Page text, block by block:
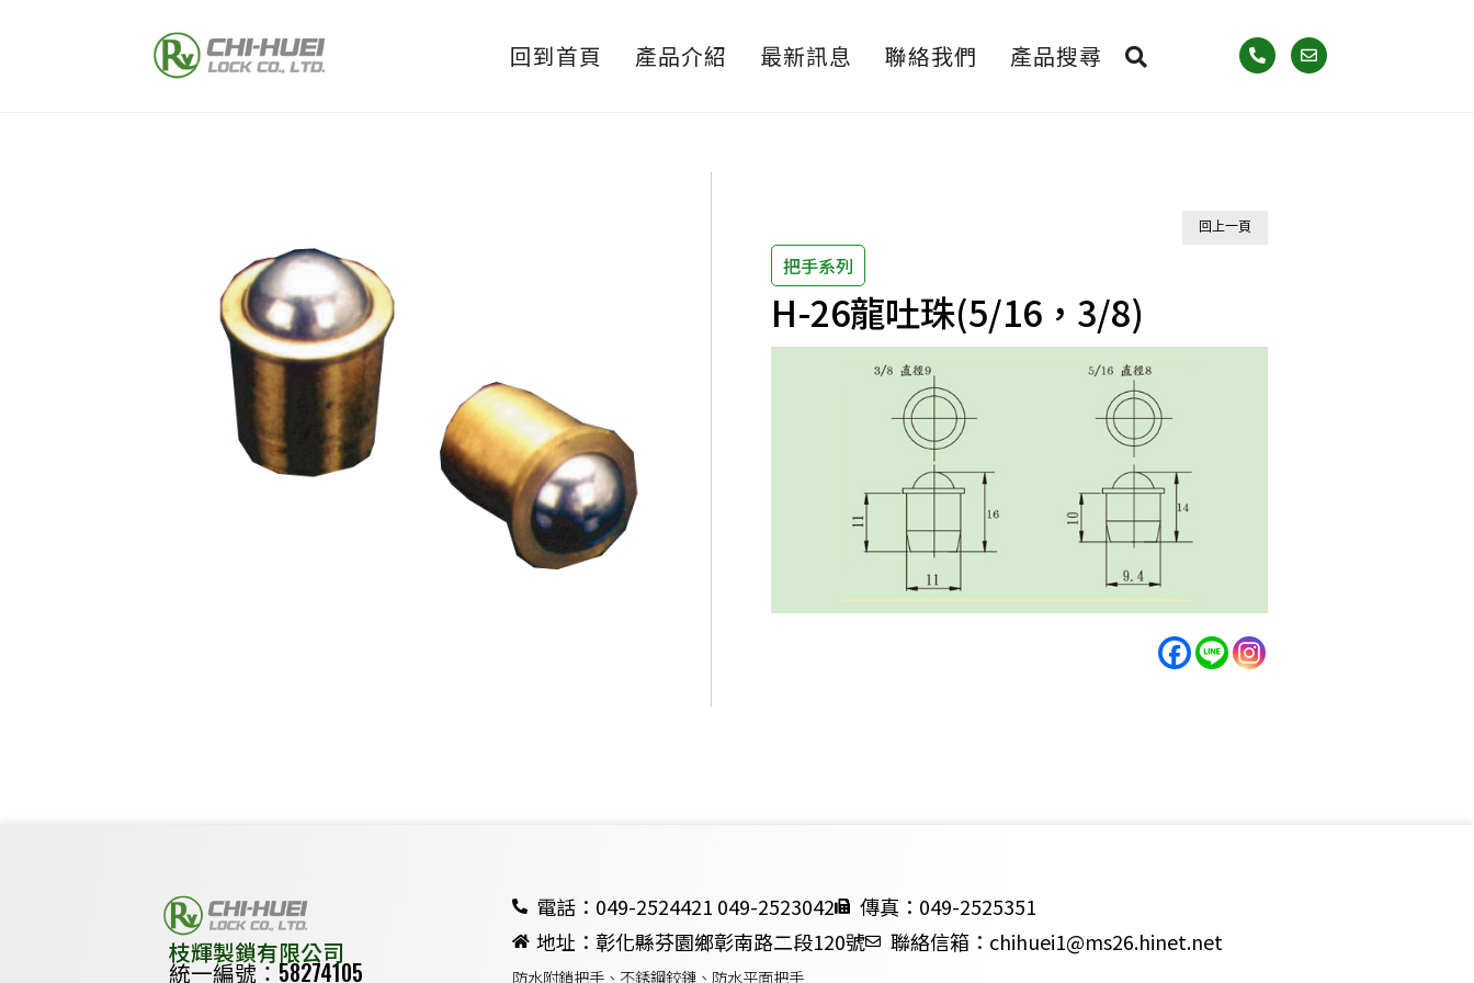
回到首頁 產品介紹 最新訊息 聯絡我們 產品搜尋
回上一頁
把手系列
H-26龍吐珠(5/16，3/8)
枝輝製鎖有限公司
統一編號：58274105
電話：049-2524421 049-2523042
傳真：049-2525351
地址：彰化縣芬園鄉彰南路二段120號
聯絡信箱：chihuei1@ms26.hinet.net
防水附鎖把手、不銹鋼鉸鏈、防水平面把手